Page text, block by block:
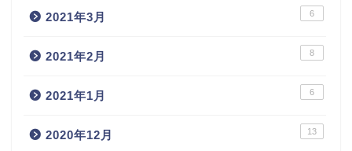
2021年3月 6
2021年2月 8
2021年1月 6
2020年12月 13